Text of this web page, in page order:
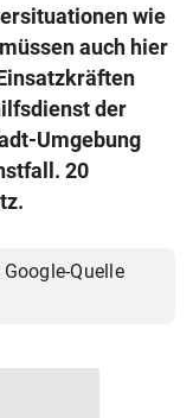
wie
auch hier
der
Umgebung
20
Quelle